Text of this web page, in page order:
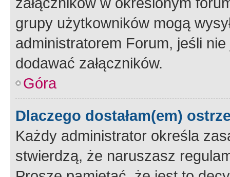
grupy użytkowników mogą
administratorem Forum, jeśli
dodawać załączników.
Góra
Dlaczego dostałam(em)
Każdy administrator określa
stwierdzą, że naruszasz